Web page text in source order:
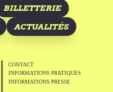
BILLETTERIE
ACTUALITÉS
CONTACT
INFORMATIONS PRATIQUES
INFORMATIONS PRESSE